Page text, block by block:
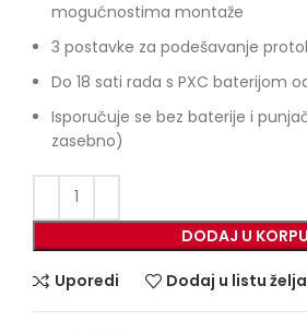
mogućnostima montaže
3 postavke za podešavanje
Do 18 sati rada s PXC baterijom
Isporučuje se bez baterije i
zasebno)
DODAJ U KORPU
Uporedi Dodaj u listu želja